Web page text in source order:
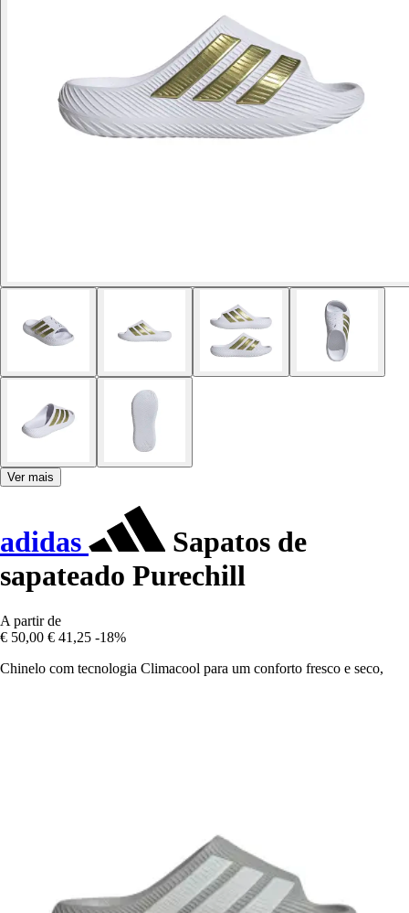
Ver mais
adidas
Sapatos de
sapateado Purechill
A partir de
€ 50,00 € 41,25 -18%
Chinelo com tecnologia Climacool para um conforto fresco e seco,